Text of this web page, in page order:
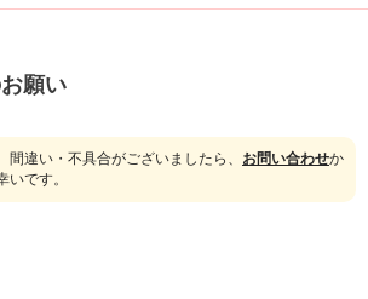
願い
間違い・不具合がございましたら、 お問い合わせか
いです。